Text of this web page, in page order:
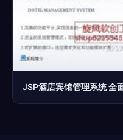
JSP酒店宾馆管理系统 全